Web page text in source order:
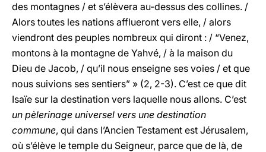
des montagnes / et s’élèvera au-dessus des collines. /
Alors toutes les nations afflueront vers elle, / alors
viendront des peuples nombreux qui diront : / “Venez,
montons à la montagne de Yahvé, / à la maison du
Dieu de Jacob, / qu’il nous enseigne ses voies / et que
nous suivions ses sentiers” » (2, 2-3). C’est ce que dit
Isaïe sur la destination vers laquelle nous allons. C’est
un pèlerinage universel vers une destination
commune, qui dans l’Ancien Testament est Jérusalem,
où s’élève le temple du Seigneur, parce que de là, de